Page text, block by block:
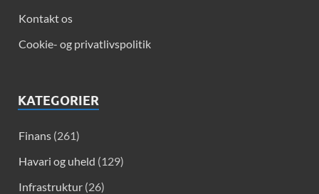
Kontakt os
Cookie- og privatlivspolitik
KATEGORIER
Finans (261)
Havari og uheld (129)
Infrastruktur (26)